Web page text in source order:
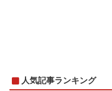
人気記事ランキング